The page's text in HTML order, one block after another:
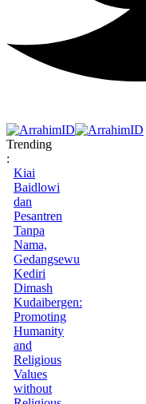
Trending
:
Kiai
Baidlowi
dan
Pesantren
Tanpa
Nama,
Gedangsewu
Kediri
Dimash
Kudaibergen:
Promoting
Humanity
and
Religious
Values
without